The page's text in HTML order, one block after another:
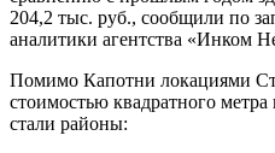
204,2 тыс. руб., сообщили по
аналитики агентства «Инком
Помимо Капотни локациями
стоимостью квадратного
стали районы: